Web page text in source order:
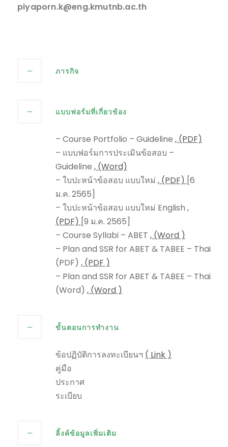
piyaporn.k@eng.kmutnb.ac.th
ภารกิจ
แบบฟอร์มที่เกี่ยวข้อง
– Course Portfolio – Guideline , (PDF)
– แบบฟอร์มการประเมินข้อสอบ –
Guideline , (Word)
– ใบปะหน้าข้อสอบ แบบใหม่ , (PDF) [6
ม.ค. 2565]
– ใบปะหน้าข้อสอบ แบบใหม่ English ,
(PDF) [9 ม.ค. 2565]
– Course Syllabi – ABET , (Word )
– Plan and SSR for ABET & TABEE – Thai
(PDF) , (PDF )
– Plan and SSR for ABET & TABEE – Thai
(Word) , (Word )
ขั้นตอนการทำงาน
ข้อปฏิบัติการลงทะเบียนฯ ( Link )
คู่มือ
ประกาศ
ระเบียบ
ลิ้งค์ข้อมูลเพิ่มเติม